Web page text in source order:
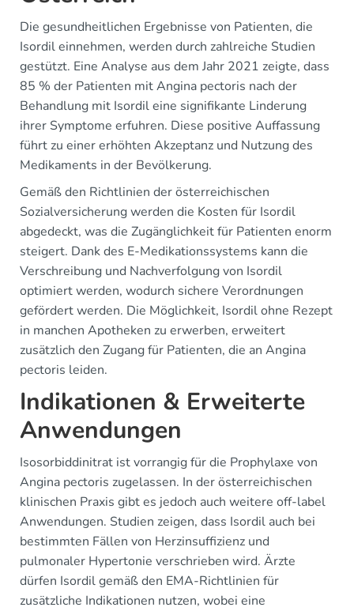
Die gesundheitlichen Ergebnisse von Patienten, die
Isordil einnehmen, werden durch zahlreiche Studien
gestützt. Eine Analyse aus dem Jahr 2021 zeigte, dass
85 % der Patienten mit Angina pectoris nach der
Behandlung mit Isordil eine signifikante Linderung
ihrer Symptome erfuhren. Diese positive Auffassung
führt zu einer erhöhten Akzeptanz und Nutzung des
Medikaments in der Bevölkerung.
Gemäß den Richtlinien der österreichischen
Sozialversicherung werden die Kosten für Isordil
abgedeckt, was die Zugänglichkeit für Patienten enorm
steigert. Dank des E-Medikationssystems kann die
Verschreibung und Nachverfolgung von Isordil
optimiert werden, wodurch sichere Verordnungen
gefördert werden. Die Möglichkeit, Isordil ohne Rezept
in manchen Apotheken zu erwerben, erweitert
zusätzlich den Zugang für Patienten, die an Angina
pectoris leiden.
Indikationen & Erweiterte
Anwendungen
Isosorbiddinitrat ist vorrangig für die Prophylaxe von
Angina pectoris zugelassen. In der österreichischen
klinischen Praxis gibt es jedoch auch weitere off-label
Anwendungen. Studien zeigen, dass Isordil auch bei
bestimmten Fällen von Herzinsuffizienz und
pulmonaler Hypertonie verschrieben wird. Ärzte
dürfen Isordil gemäß den EMA-Richtlinien für
zusätzliche Indikationen nutzen, wobei eine